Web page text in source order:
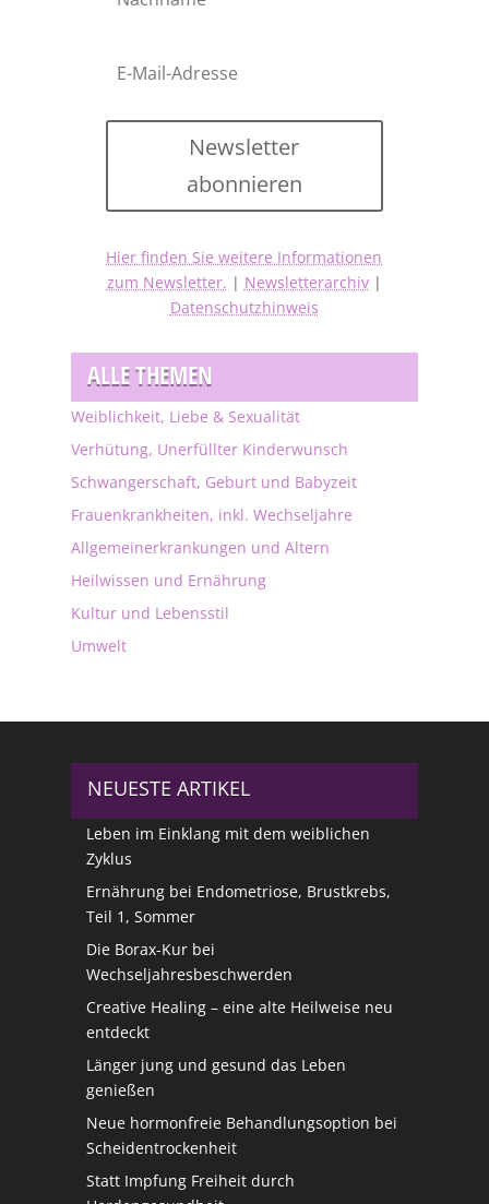
Newsletter
abonnieren
Hier finden Sie weitere Informationen
zum Newsletter. | Newsletterarchiv|
Datenschutzhinweis
ALLE THEMEN
Weiblichkeit, Liebe & Sexualität
Verhütung, Unerfüllter Kinderwunsch
Schwangerschaft, Geburt und Babyzeit
Frauenkrankheiten, inkl. Wechseljahre
Allgemeinerkrankungen und Altern
Heilwissen und Ernährung
Kultur und Lebensstil
Umwelt
NEUESTE ARTIKEL
Leben im Einklang mit dem weiblichen
Zyklus
Ernährung bei Endometriose, Brustkrebs,
Teil 1, Sommer
Die Borax-Kur bei
Wechseljahresbeschwerden
Creative Healing – eine alte Heilweise neu
entdeckt
Länger jung und gesund das Leben
genießen
Neue hormonfreie Behandlungsoption bei
Scheidentrockenheit
Statt Impfung Freiheit durch